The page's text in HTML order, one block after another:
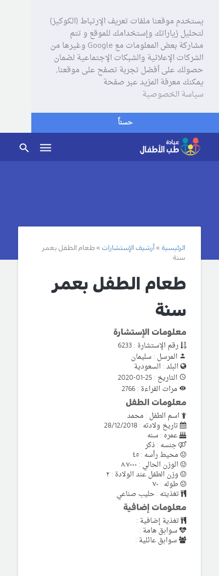
يستخدم موقعنا ملفات تعريف الإرتباط (الكوكيز)
لتحليل زياراتك وإستخدامك للموقع و تتم
مشاركة بعض المعلومات مع Google وغيرها من
الشركات الإعلانية والشبكات الإجتماعية لضمان
حصولك على أفضل تجربة تصفح على موقعنا,
يمكنك معرفة المزيد عبر صفحة
سياسة الخصوصية
حسناً
الرئيسية أرشيف الإستشارات
طعام الطفل بعمر
سنة
طعام الطفل بعمر
سنة
معلومات الإستشارة
رقم الإستشارة : 6233
المرسل : سليمان
البلد : السعودية
التاريخ : 25-01-2020
مرات القراءة : 2766
معلومات الطفل
اسم الطفل : محمد
تاريخ ولادته : 28/12/2018
عمره : سنه
جنسه : ذكر
محيط رأسه : ٤٥
الوزن الحالي : ٨.٧٠٠٠
وزن الطفل عند الولادة : ٢
طوله : ٧٠
تغذيته : حليب صناعي
معلومات إضافية
تغذية إضافية :
سوابق هامة :
سوابق عائلية :